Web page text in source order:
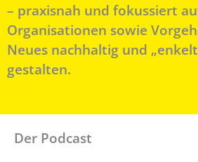
– praxisnah und fokussiert
Organisationen sowie
Neues nachhaltig und
gestalten.
Der Podcast